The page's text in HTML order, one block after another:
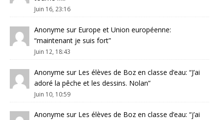
Juin 16, 23:16
Anonyme sur Europe et Union européenne:
“maintenant je suis fort”
Juin 12, 18:43
Anonyme sur Les élèves de Boz en classe d’eau: “J’ai
adoré la pêche et les dessins. Nolan”
Juin 10, 10:59
Anonyme sur Les élèves de Boz en classe d’eau: “j’ai